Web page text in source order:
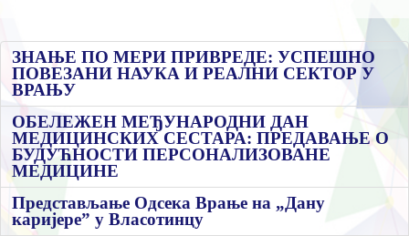
ЗНАЊЕ ПО МЕРИ ПРИВРЕДЕ: УСПЕШНО
ПОВЕЗАНИ НАУКА И РЕАЛНИ СЕКТОР У
ВРАЊУ
ОБЕЛЕЖЕН МЕЂУНАРОДНИ ДАН
МЕДИЦИНСКИХ СЕСТАРА: ПРЕДАВАЊЕ О
БУДУЋНОСТИ ПЕРСОНАЛИЗОВАНЕ
МЕДИЦИНЕ
Представљање Одсека Врање на „Дану
каријере” у Власотинцу